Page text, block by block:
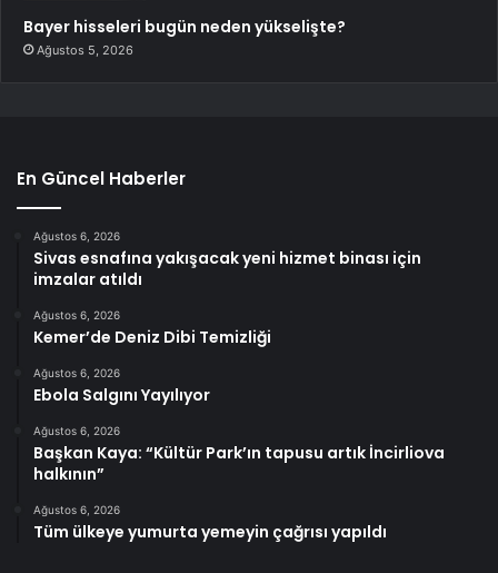
Bayer hisseleri bugün neden yükselişte?
Ağustos 5, 2026
En Güncel Haberler
Ağustos 6, 2026
Sivas esnafına yakışacak yeni hizmet binası için
imzalar atıldı
Ağustos 6, 2026
Kemer’de Deniz Dibi Temizliği
Ağustos 6, 2026
Ebola Salgını Yayılıyor
Ağustos 6, 2026
Başkan Kaya: “Kültür Park’ın tapusu artık İncirliova
halkının”
Ağustos 6, 2026
Tüm ülkeye yumurta yemeyin çağrısı yapıldı